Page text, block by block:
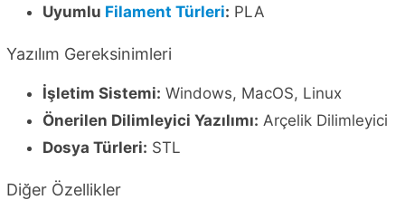
Uyumlu Filament Türleri: PLA
Yazılım Gereksinimleri
İşletim Sistemi: Windows, MacOS, Linux
Önerilen Dilimleyici Yazılımı: Arçelik Dilimleyici
Dosya Türleri: STL
Diğer Özellikler